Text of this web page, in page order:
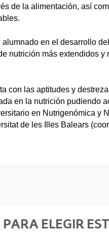
de la alimentación, así
alumnado en el desarrollo
nutrición más extendidos y
con las aptitudes y
en la nutrición pudiendo
en Nutrigenómica y
de les Illes Balears
ELEGIR